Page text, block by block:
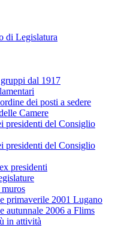
di Legislatura
dal 1917
dei posti a sedere
Camere
presidenti del Consiglio
presidenti del Consiglio
presidenti
muros
primaverile 2001 Lugano
autunnale 2006 a Flims
in attività